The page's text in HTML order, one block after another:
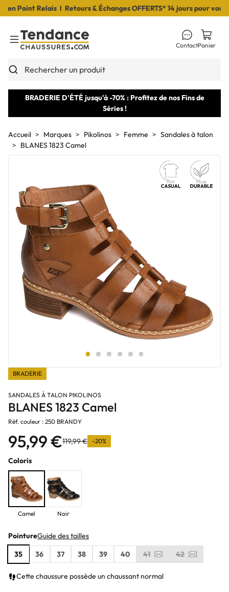
Point Relais I Retours & Échanges OFFERTS* 14 jours pour vous
Toggle Menu
Rechercher un produit
ContactPanier
BRADERIE D'ÉTÉ jusqu'à -70% : Profitez de nos Fins de
Séries !
Accueil Marques Pikolinos Femme
Sandales à talon
BLANES 1823 Camel
BRADERIE
SANDALES À TALON PIKOLINOS
BLANES 1823 Camel
Réf. couleur : 250 BRANDY
95,99 €119,99 € -20%
Coloris
Camel Noir
PointureGuide des tailles
35
36 37 38 39 40 41 42
Cette chaussure possède un chaussant normal